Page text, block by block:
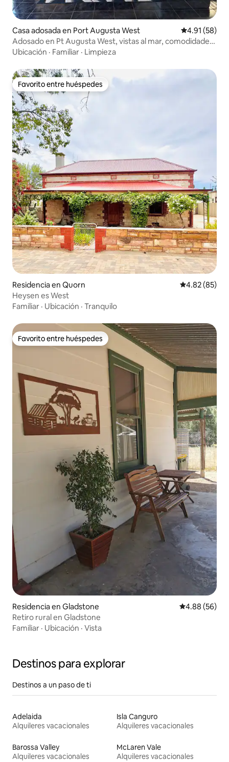
Casa adosada en Port Augusta West Calificación
4.91 (58)
Adosado en Pt Augusta West, vistas al mar, comodidades
del hogar
Ubicación · Familiar · Limpieza
Favorito entre huéspedes
Favorito entre huéspedes
Residencia en Quorn Calificación
4.82 (85)
Heysen es West
Familiar · Ubicación · Tranquilo
Favorito entre huéspedes
Favorito entre huéspedes
Residencia en Gladstone Calificación
4.88 (56)
Retiro rural en Gladstone
Familiar · Ubicación · Vista
Destinos para explorar
Destinos a un paso de ti
Adelaida
Alquileres vacacionales
Isla Canguro
Alquileres vacacionales
Barossa Valley
Alquileres vacacionales
McLaren Vale
Alquileres vacacionales